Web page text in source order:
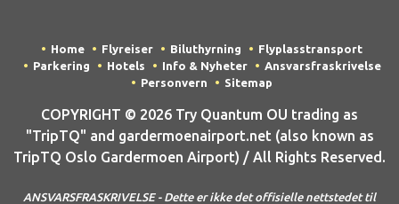
Home Flyreiser Biluthyrning
Flyplasstransport
Parkering
Hotels Info & Nyheter
Ansvarsfraskrivelse
Personvern
Sitemap
COPYRIGHT © 2026 Try Quantum OU trading as
"TripTQ" and gardermoenairport.net (also known as
TripTQ Oslo Gardermoen Airport) / All Rights Reserved.
ANSVARSFRASKRIVELSE - Dette er ikke det offisielle nettstedet til